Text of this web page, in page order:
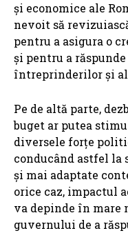
și economice ale
nevoit să
pentru a asigura o
și pentru a
întreprinderilor și
Pe de altă parte,
buget ar putea
diversele forțe
conducând astfel
și mai adaptate
orice caz, impactul
va depinde în mare
guvernului de a